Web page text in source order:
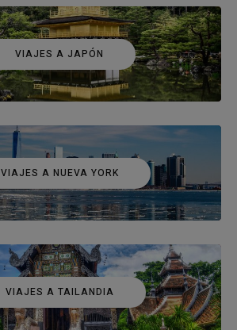
VIAJES A JAPÓN
VIAJES A NUEVA YORK
VIAJES A TAILANDIA